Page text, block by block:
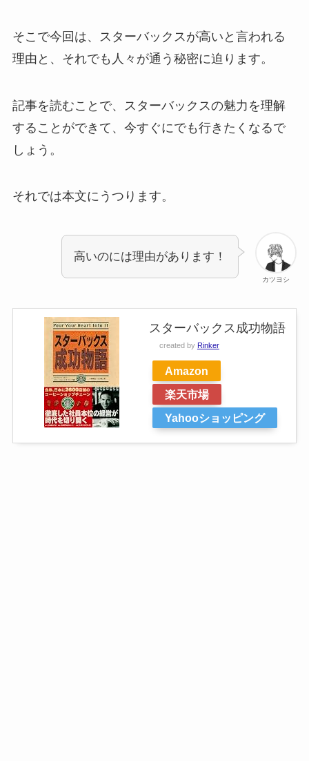
そこで今回は、スターバックスが高いと言われる
理由と、それでも人々が通う秘密に迫ります。
記事を読むことで、スターバックスの魅力を理解
することができて、今すぐにでも行きたくなるで
しょう。
それでは本文にうつります。
カツヨシ
高いのには理由があります！
スターバックス成功物語
created by Rinker
Amazon
楽天市場
Yahooショッピング